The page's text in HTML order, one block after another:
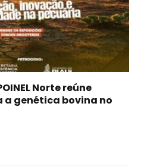
Norte reúne
a genética bovina no